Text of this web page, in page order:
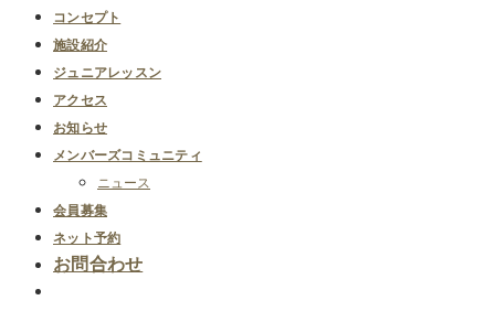
コンセプト
施設紹介
ジュニアレッスン
アクセス
お知らせ
メンバーズコミュニティ
ニュース
会員募集
ネット予約
お問合わせ